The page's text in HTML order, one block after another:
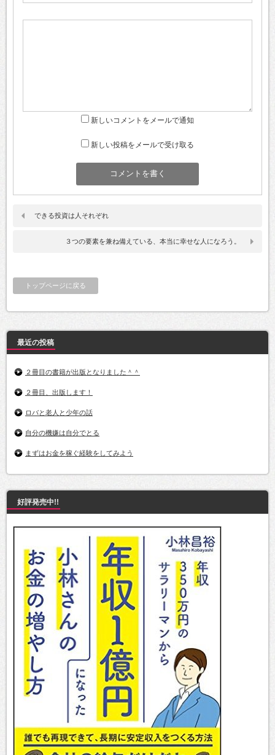
新しいコメントをメールで通知
新しい投稿をメールで受け取る
できる投資は人それぞれ
３つの要素を兼ね備えている、本当に幸せな人になろう。
トップページに戻る
最近の投稿
２冊目の書籍が出版となりました＾＾
２冊目、出版します！
ロバと老人と少年の話
自分の機嫌は自分でとる
まずはお金を稼ぐ経験をしてみよう
好評発売中!!